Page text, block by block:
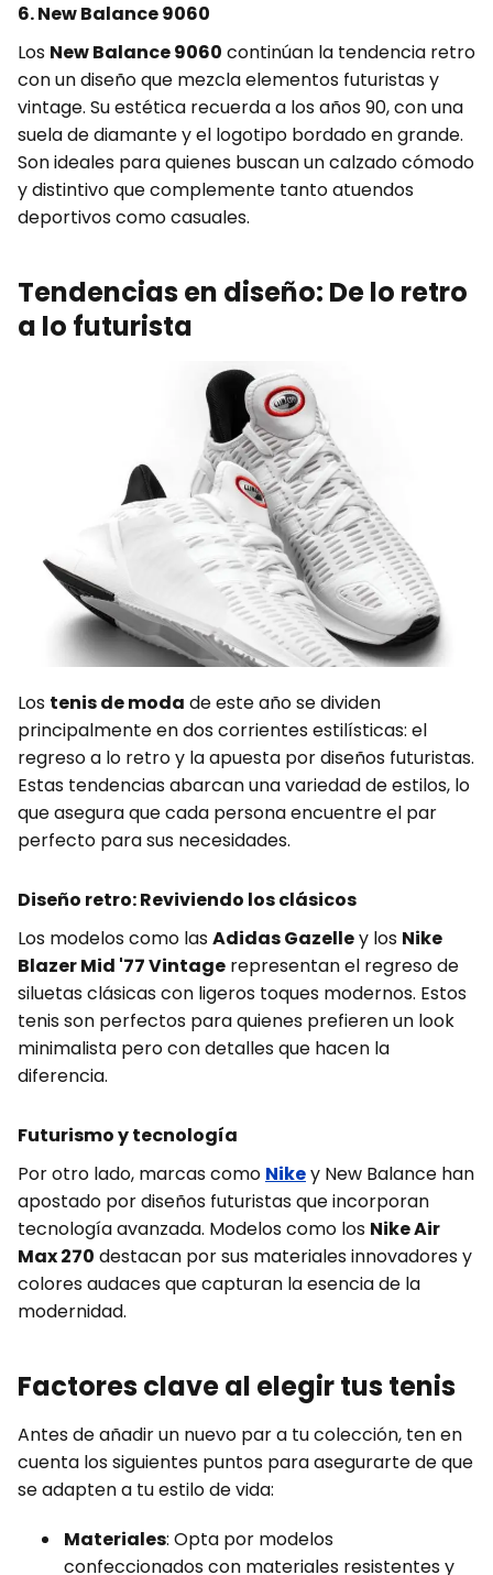
6. New Balance 9060
Los New Balance 9060 continúan la tendencia retro
con un diseño que mezcla elementos futuristas y
vintage. Su estética recuerda a los años 90, con una
suela de diamante y el logotipo bordado en grande.
Son ideales para quienes buscan un calzado cómodo
y distintivo que complemente tanto atuendos
deportivos como casuales.
Tendencias en diseño: De lo retro
a lo futurista
Los tenis de moda de este año se dividen
principalmente en dos corrientes estilísticas: el
regreso a lo retro y la apuesta por diseños futuristas.
Estas tendencias abarcan una variedad de estilos, lo
que asegura que cada persona encuentre el par
perfecto para sus necesidades.
Diseño retro: Reviviendo los clásicos
Los modelos como lasAdidas Gazelley los Nike
Blazer Mid '77 Vintage representan el regreso de
siluetas clásicas con ligeros toques modernos. Estos
tenis son perfectos para quienes prefieren un look
minimalista pero con detalles que hacen la
diferencia.
Futurismo y tecnología
Por otro lado, marcas como Nikey New Balance han
apostado por diseños futuristas que incorporan
tecnología avanzada. Modelos como los Nike Air
Max 270 destacan por sus materiales innovadores y
colores audaces que capturan la esencia de la
modernidad.
Factores clave al elegir tus tenis
Antes de añadir un nuevo par a tu colección, ten en
cuenta los siguientes puntos para asegurarte de que
se adapten a tu estilo de vida:
Materiales: Opta por modelos
confeccionados con materiales resistentes y